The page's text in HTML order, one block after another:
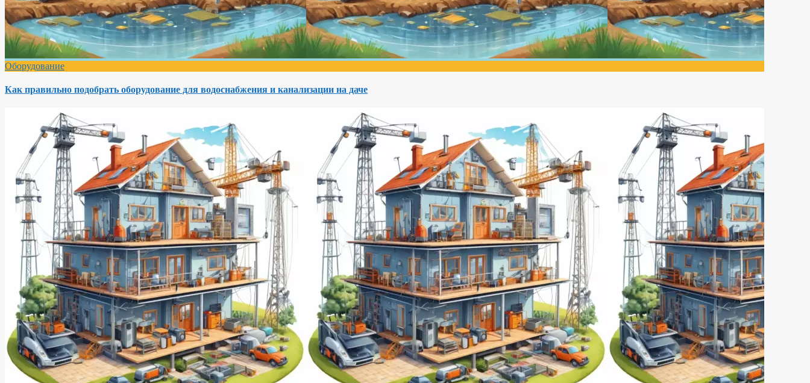
Оборудование
Как правильно подобрать оборудование для водоснабжения и канализации на даче